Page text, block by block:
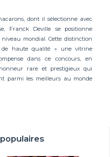
dont il sélectionne avec
Franck Deville se positionne
mondial. Cette distinction
de haute qualité » une vitrine
dans ce concours, en
rare et prestigieux qui
parmi les meilleurs au monde